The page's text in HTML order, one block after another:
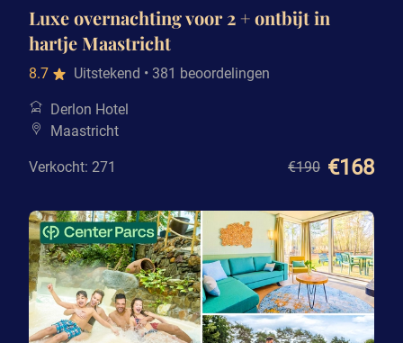
Luxe overnachting voor 2 + ontbijt in
hartje Maastricht
8.7 Uitstekend • 381 beoordelingen
Derlon Hotel
Maastricht
Verkocht: 271 €190 €168